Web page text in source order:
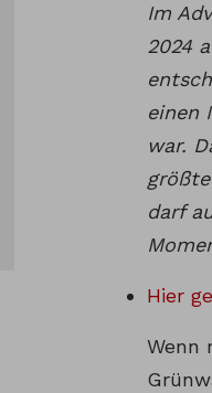
Im
2024
einen
war.
darf
Hier
Wenn